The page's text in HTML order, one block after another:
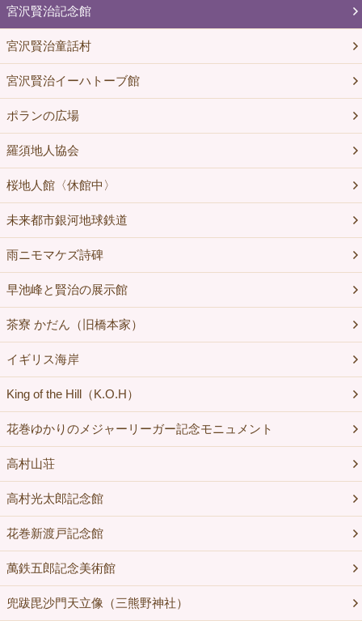
宮沢賢治記念館
宮沢賢治童話村
宮沢賢治イーハトーブ館
ポランの広場
羅須地人協会
桜地人館〈休館中〉
未来都市銀河地球鉄道
雨ニモマケズ詩碑
早池峰と賢治の展示館
茶寮 かだん（旧橋本家）
イギリス海岸
King of the Hill（K.O.H）
花巻ゆかりのメジャーリーガー記念モニュメント
高村山荘
高村光太郎記念館
花巻新渡戸記念館
萬鉄五郎記念美術館
兜跋毘沙門天立像（三熊野神社）